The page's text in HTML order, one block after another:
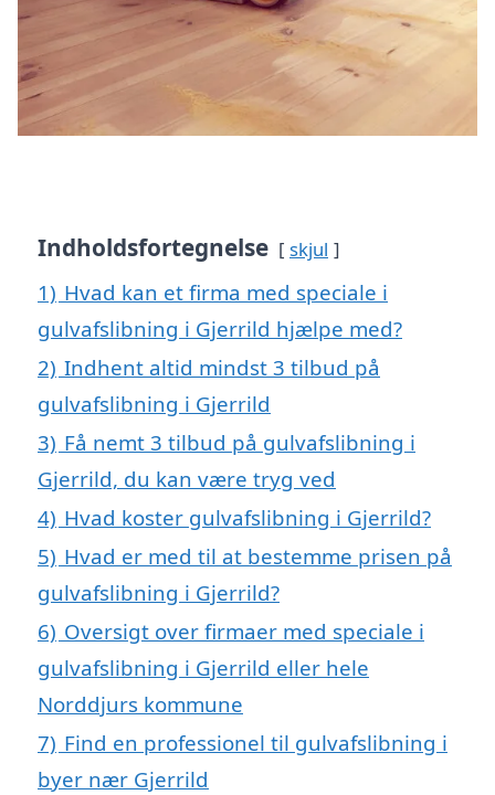
Indholdsfortegnelse skjul
1) Hvad kan et firma med speciale i
gulvafslibning i Gjerrild hjælpe med?
2) Indhent altid mindst 3 tilbud på
gulvafslibning i Gjerrild
3) Få nemt 3 tilbud på gulvafslibning i
Gjerrild, du kan være tryg ved
4) Hvad koster gulvafslibning i Gjerrild?
5) Hvad er med til at bestemme prisen på
gulvafslibning i Gjerrild?
6) Oversigt over firmaer med speciale i
gulvafslibning i Gjerrild eller hele
Norddjurs kommune
7) Find en professionel til gulvafslibning i
byer nær Gjerrild